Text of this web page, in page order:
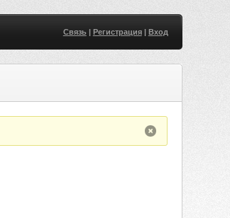
Связь| Регистрация| Вход